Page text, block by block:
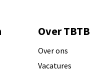
Over TBTB
Over ons
Vacatures